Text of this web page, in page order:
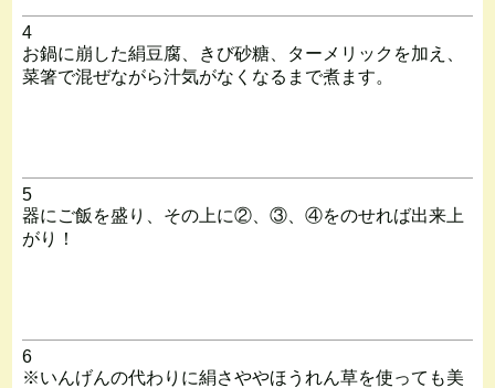
4
お鍋に崩した絹豆腐、きび砂糖、ターメリックを加え、
菜箸で混ぜながら汁気がなくなるまで煮ます。
5
器にご飯を盛り、その上に②、③、④をのせれば出来上
がり！
6
※いんげんの代わりに絹さややほうれん草を使っても美